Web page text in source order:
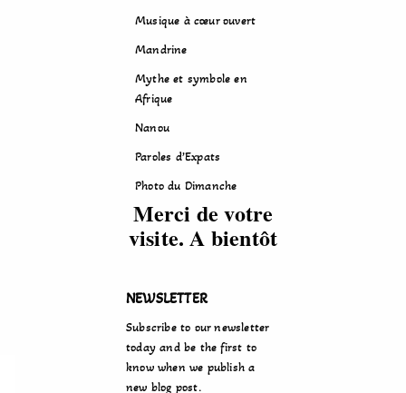
Musique à cœur ouvert
Mandrine
Mythe et symbole en
Afrique
Nanou
Paroles d’Expats
Photo du Dimanche
Merci de votre
visite. A bientôt
NEWSLETTER
Subscribe to our newsletter
today and be the first to
know when we publish a
new blog post.